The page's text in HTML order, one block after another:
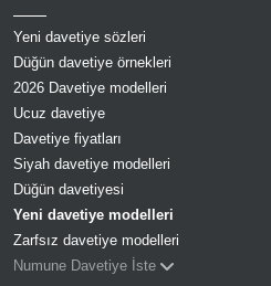
Yeni davetiye sözleri
Düğün davetiye örnekleri
2026 Davetiye modelleri
Ucuz davetiye
Davetiye fiyatları
Siyah davetiye modelleri
Düğün davetiyesi
Yeni davetiye modelleri
Zarfsız davetiye modelleri
Numune Davetiye İste